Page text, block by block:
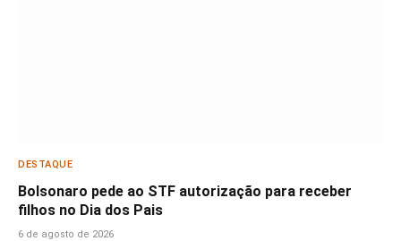
DESTAQUE
Bolsonaro pede ao STF autorização para receber
filhos no Dia dos Pais
6 de agosto de 2026